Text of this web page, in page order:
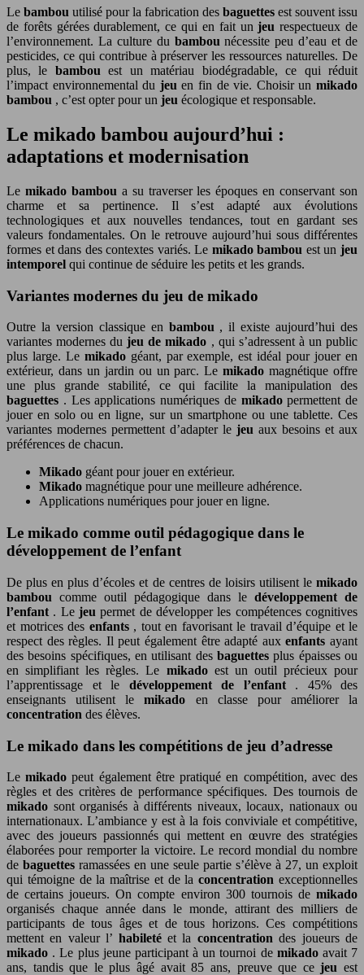
Le bambou utilisé pour la fabrication des baguettes est souvent issu
de forêts gérées durablement, ce qui en fait unjeurespectueux de
l’environnement. La culture du bambounécessite peu d’eau et de
pesticides, ce qui contribue à préserver les ressources naturelles. De
plus, le bambouest un matériau biodégradable, ce qui réduit
l’impact environnemental du jeuen fin de vie. Choisir unmikado
bambou , c’est opter pour un jeu écologique et responsable.
Le mikado bambou aujourd’hui :
adaptations et modernisation
Le mikado bambou a su traverser les époques en conservant son
charme et sa pertinence. Il s’est adapté aux évolutions
technologiques et aux nouvelles tendances, tout en gardant ses
valeurs fondamentales. On le retrouve aujourd’hui sous différentes
formes et dans des contextes variés. Le mikado bambou est unjeu
intemporel qui continue de séduire les petits et les grands.
Variantes modernes du jeu de mikado
Outre la version classique en bambou , il existe aujourd’hui des
variantes modernes dujeu de mikado , qui s’adressent à un public
plus large. Le mikado géant, par exemple, est idéal pour jouer en
extérieur, dans un jardin ou un parc. Lemikadomagnétique offre
une plus grande stabilité, ce qui facilite la manipulation des
baguettes . Les applications numériques de mikadopermettent de
jouer en solo ou en ligne, sur un smartphone ou une tablette. Ces
variantes modernes permettent d’adapter le jeu aux besoins et aux
préférences de chacun.
Mikado géant pour jouer en extérieur.
Mikado magnétique pour une meilleure adhérence.
Applications numériques pour jouer en ligne.
Le mikado comme outil pédagogique dans le
développement de l’enfant
De plus en plus d’écoles et de centres de loisirs utilisent le mikado
bambou comme outil pédagogique dans le développement de
l’enfant . Lejeupermet de développer les compétences cognitives
et motrices des enfants , tout en favorisant le travail d’équipe et le
respect des règles. Il peut également être adapté auxenfantsayant
des besoins spécifiques, en utilisant des baguettesplus épaisses ou
en simplifiant les règles. Le mikado est un outil précieux pour
l’apprentissage et le développement de l’enfant . 45% des
enseignants utilisent lemikado en classe pour améliorer la
concentration des élèves.
Le mikado dans les compétitions de jeu d’adresse
Lemikadopeut également être pratiqué en compétition, avec des
règles et des critères de performance spécifiques. Des tournois de
mikado sont organisés à différents niveaux, locaux, nationaux ou
internationaux. L’ambiance y est à la fois conviviale et compétitive,
avec des joueurs passionnés qui mettent en œuvre des stratégies
élaborées pour remporter la victoire. Le record mondial du nombre
de baguettes ramassées en une seule partie s’élève à 27, un exploit
qui témoigne de la maîtrise et de laconcentrationexceptionnelles
de certains joueurs. On compte environ 300 tournois de mikado
organisés chaque année dans le monde, attirant des milliers de
participants de tous âges et de tous horizons. Ces compétitions
mettent en valeur l’ habiletéet la concentrationdes joueurs de
mikado . Le plus jeune participant à un tournoi de mikado avait 7
ans, tandis que le plus âgé avait 85 ans, preuve que cejeuest